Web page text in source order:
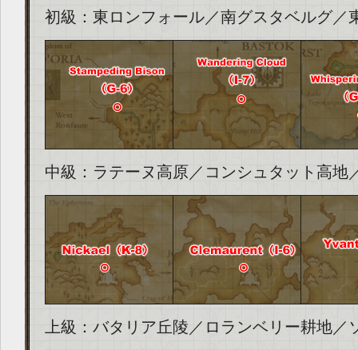
初級：東ロンフォール／南グスタベルグ／
中級：ラテーヌ高原／コンシュタット高地
上級：バタリア丘陵／ロランベリー耕地／